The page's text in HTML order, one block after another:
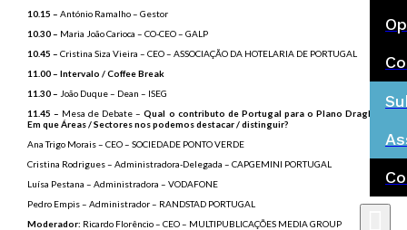
10.15 – António Ramalho – Gestor
10.30 – Maria João Carioca – CO-CEO – GALP
10.45 – Cristina Siza Vieira – CEO – ASSOCIAÇÃO DA HOTELARIA DE PORTUGAL
11.00 – Intervalo / Coffee Break
11.30 – João Duque – Dean – ISEG
11.45 – Mesa de Debate –Qual o contributo de Portugal para o Plano Draghi?
Em que Áreas / Sectores nos podemos destacar / distinguir?
Ana Trigo Morais – CEO – SOCIEDADE PONTO VERDE
Cristina Rodrigues – Administradora-Delegada – CAPGEMINI PORTUGAL
Luísa Pestana – Administradora – VODAFONE
Pedro Empis – Administrador – RANDSTAD PORTUGAL
Moderador: Ricardo Florêncio – CEO – MULTIPUBLICAÇÕES MEDIA GROUP